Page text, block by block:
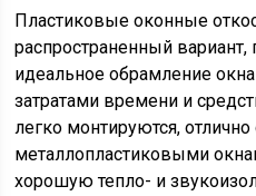
Пластиковые оконные
распространенный
идеальное обрамление
затратами времени и
легко монтируются, отлично
металлопластиковыми
хорошую тепло- и